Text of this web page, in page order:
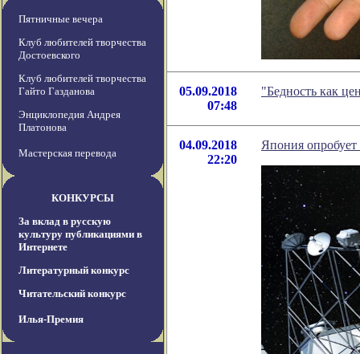
Пятничные вечера
Клуб любителей творчества
Достоевского
Клуб любителей творчества
Гайто Газданова
Энциклопедия Андрея
Платонова
Мастерская перевода
КОНКУРСЫ
За вклад в русскую
культуру публикациями в
Интернете
Литературный конкурс
Читательский конкурс
Илья-Премия
05.09.2018
07:48
"Бедность как
04.09.2018
22:20
Япония